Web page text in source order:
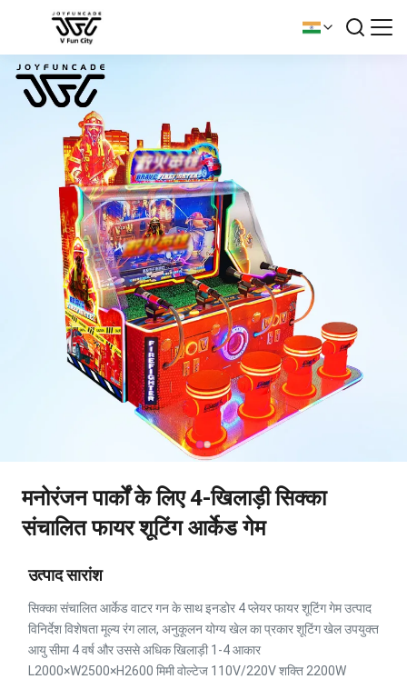
मनोरंजन पार्कों के लिए 4-खिलाड़ी सिक्का
संचालित फायर शूटिंग आर्केड गेम
उत्पाद सारांश
सिक्का संचालित आर्केड वाटर गन के साथ इनडोर 4 प्लेयर फायर शूटिंग गेम उत्पाद
विनिर्देश विशेषता मूल्य रंग लाल, अनुकूलन योग्य खेल का प्रकार शूटिंग खेल उपयुक्त
आयु सीमा 4 वर्ष और उससे अधिक खिलाड़ी 1-4 आकार
L2000×W2500×H2600 मिमी वोल्टेज 110V/220V शक्ति 2200W